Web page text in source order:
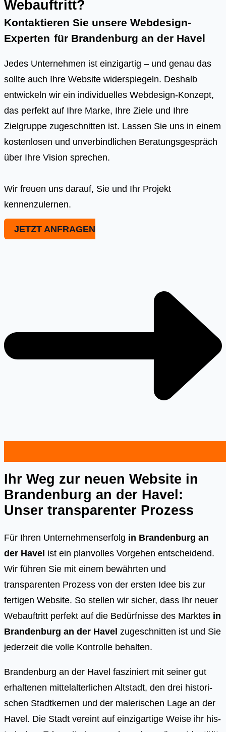
Webauftritt?
Kontaktieren Sie unsere Webdesign-
Experten für Brandenburg an der Havel
Jedes Unternehmen ist einzigartig – und genau das
sollte auch Ihre Website widerspiegeln. Deshalb
entwickeln wir ein individuelles Webdesign-Konzept,
das perfekt auf Ihre Marke, Ihre Ziele und Ihre
Zielgruppe zugeschnitten ist. Lassen Sie uns in einem
kostenlosen und unverbindlichen Beratungsgespräch
über Ihre Vision sprechen.
Wir freuen uns darauf, Sie und Ihr Projekt
kennenzulernen.
JETZT ANFRAGEN
Ihr Weg zur neuen Website in
Brandenburg an der Havel:
Unser transparenter Prozess
Für Ihren Unternehmenserfolg in Brandenburg an
der Havel ist ein planvolles Vorgehen entscheidend.
Wir führen Sie mit einem bewährten und
transparenten Prozess von der ersten Idee bis zur
fertigen Website. So stellen wir sicher, dass Ihr neuer
Webauftritt perfekt auf die Bedürfnisse des Marktes in
Brandenburg an der Havel zugeschnitten ist und Sie
jederzeit die volle Kontrolle behalten.
Bran­den­burg an der Havel fas­zi­niert mit sei­ner gut
erhal­te­nen mit­tel­al­ter­li­chen Alt­stadt, den drei his­to­ri­
schen Stadt­ker­nen und der male­ri­schen Lage an der
Havel. Die Stadt ver­eint auf ein­zig­ar­ti­ge Wei­se ihr his­